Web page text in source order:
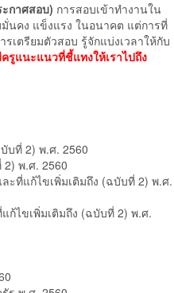
กาศสอบ) การสอบเข้าทำงานใน
นคง แข็งแรง ในอนาคต แต่การที่
เตรียมตัวสอบ รู้จักแบ่งเวลาให้กับ
รูแนะแนวที่ชี้แทงให้เราไปถึง
บที่ 2) พ.ศ. 2560
พ.ศ. 2560
ะที่แก้ไขเพิ่มเติมถึง (ฉบับที่ 2) พ.ศ.
ก้ไขเพิ่มเติมถึง (ฉบับที่ 2) พ.ศ.